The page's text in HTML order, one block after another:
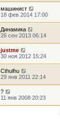
машинист
18 фев 2014 17:00
Динамика
26 сен 2013 06:14
justme
30 ноя 2012 15:24
Cthulhu
29 янв 2011 22:14
?
11 янв 2008 20:23